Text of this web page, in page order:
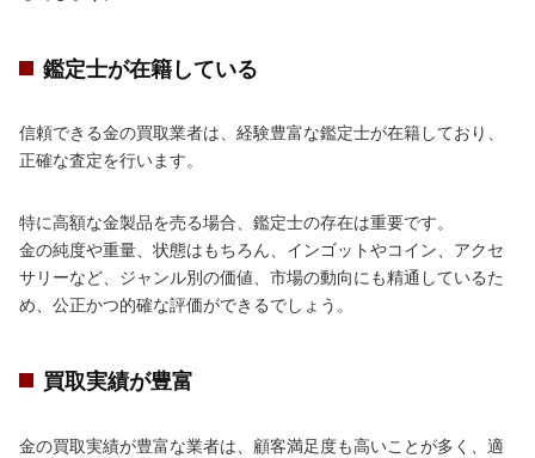
鑑定士が在籍している
信頼できる金の買取業者は、経験豊富な鑑定士が在籍しており、
正確な査定を行います。
特に高額な金製品を売る場合、鑑定士の存在は重要です。
金の純度や重量、状態はもちろん、インゴットやコイン、アクセ
サリーなど、ジャンル別の価値、市場の動向にも精通しているた
め、公正かつ的確な評価ができるでしょう。
買取実績が豊富
金の買取実績が豊富な業者は、顧客満足度も高いことが多く、適